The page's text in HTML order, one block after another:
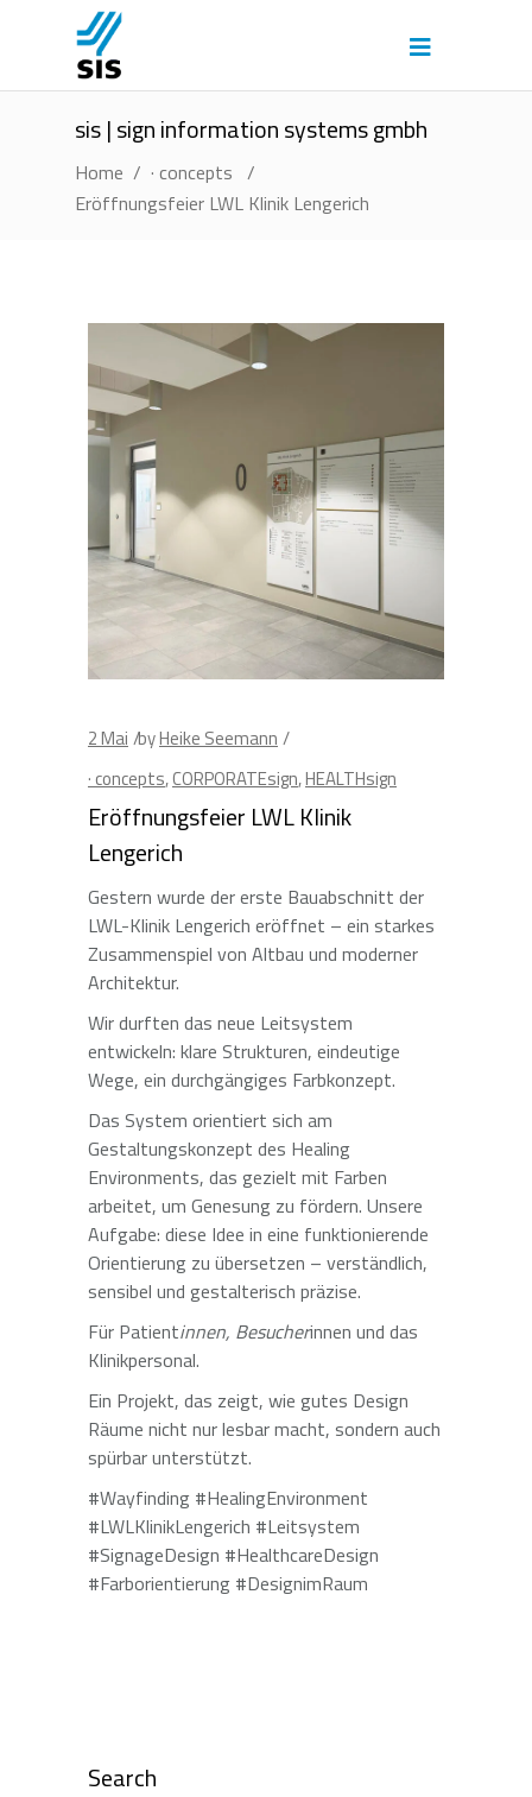
sis | sign information systems gmbh
Home / · concepts /
Eröffnungsfeier LWL Klinik Lengerich
2Mai byHeike Seemann
· concepts,CORPORATEsign,HEALTHsign
Eröffnungsfeier LWL Klinik
Lengerich
Gestern wurde der erste Bauabschnitt der
LWL-Klinik Lengerich eröffnet – ein starkes
Zusammenspiel von Altbau und moderner
Architektur.
Wir durften das neue Leitsystem
entwickeln: klare Strukturen, eindeutige
Wege, ein durchgängiges Farbkonzept.
Das System orientiert sich am
Gestaltungskonzept des Healing
Environments, das gezielt mit Farben
arbeitet, um Genesung zu fördern. Unsere
Aufgabe: diese Idee in eine funktionierende
Orientierung zu übersetzen – verständlich,
sensibel und gestalterisch präzise.
Für Patientinnen, Besucherinnen und das
Klinikpersonal.
Ein Projekt, das zeigt, wie gutes Design
Räume nicht nur lesbar macht, sondern auch
spürbar unterstützt.
#Wayfinding #HealingEnvironment
#LWLKlinikLengerich #Leitsystem
#SignageDesign #HealthcareDesign
#Farborientierung #DesignimRaum
Search